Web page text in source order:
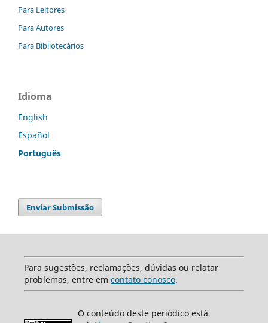
Para Leitores
Para Autores
Para Bibliotecários
Idioma
English
Español
Português
Enviar Submissão
Para sugestões, reclamações, dúvidas ou relatar
problemas, entre em contato conosco.
O conteúdo deste periódico está